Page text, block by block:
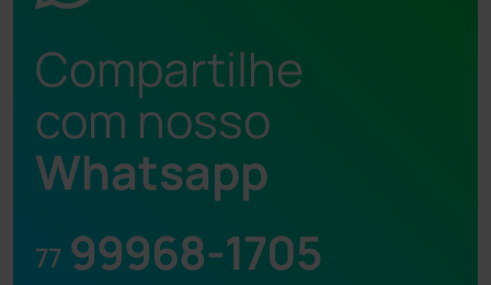
Compartilhe
com nosso
Whatsapp
77 99968-1705